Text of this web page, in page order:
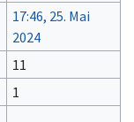
17:46, 25. Mai
2024
11
1